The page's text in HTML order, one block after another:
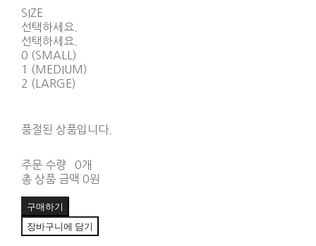
SIZE
선택하세요.
선택하세요.
0 (SMALL)
1 (MEDIUM)
2 (LARGE)
품절된 상품입니다.
주문 수량
0개
총 상품 금액 0원
구매하기
장바구니에 담기